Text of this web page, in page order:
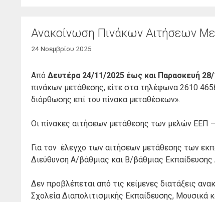
Ανακοίνωση Πινάκων Αιτήσεων
24 Νοεμβρίου 2025
Από Δευτέρα 24/11/2025 έως και Παρασκευή
πινάκων μετάθεσης, είτε στα τηλέφωνα 2610
διόρθωσης επί του πίνακα μεταθέσεων».
Οι πίνακες αιτήσεων μετάθεσης των μελών ΕΕΠ
Για τον έλεγχο των αιτήσεων μετάθεσης των
Διεύθυνση Α/βάθμιας και Β/βάθμιας Εκπαίδευσης
Δεν προβλέπεται από τις κείμενες διατάξεις
Σχολεία Διαπολιτισμικής Εκπαίδευσης, Μουσικά